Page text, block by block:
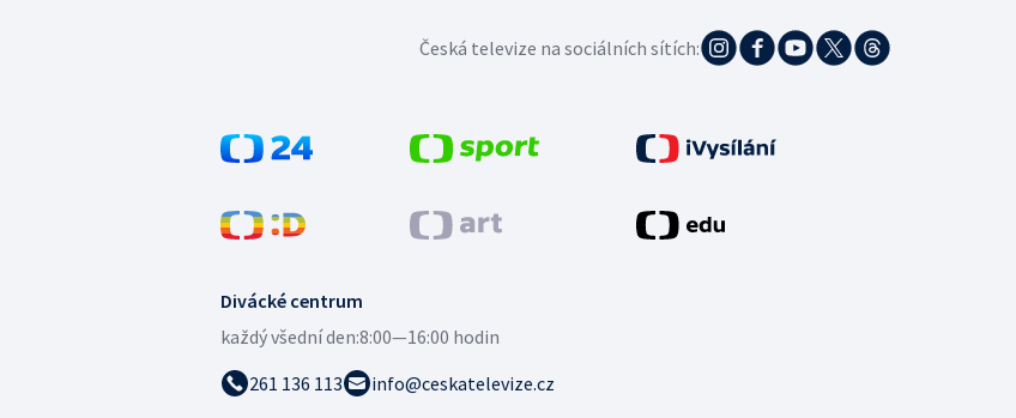
Divácké centrum
každý všední den:8:00—16:00 hodin
261 136 113
info@ceskatelevize.cz
Česká televize na sociálních sítích: